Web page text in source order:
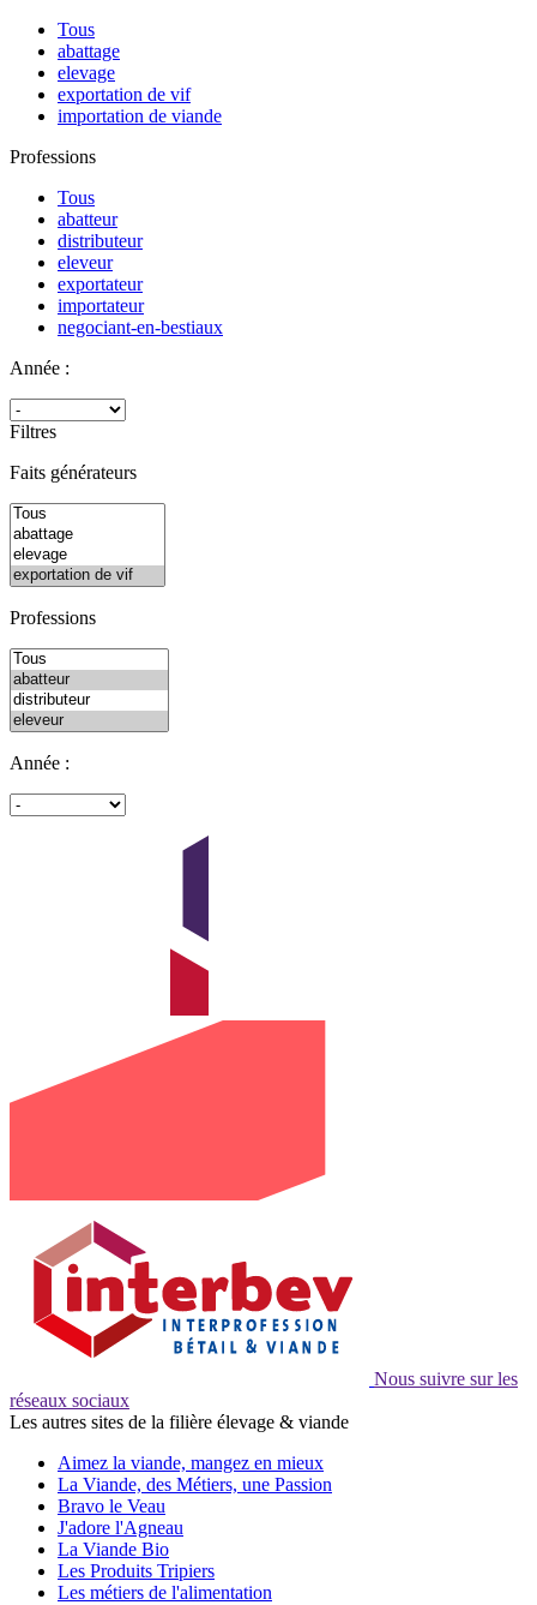
Tous
abattage
elevage
exportation de vif
importation de viande
Professions
Tous
abatteur
distributeur
eleveur
exportateur
importateur
negociant-en-bestiaux
Année :
Filtres
Faits générateurs
Professions
Année :
Nous suivre sur les
réseaux sociaux
Les autres sites de la filière élevage & viande
Aimez la viande, mangez en mieux
La Viande, des Métiers, une Passion
Bravo le Veau
J'adore l'Agneau
La Viande Bio
Les Produits Tripiers
Les métiers de l'alimentation